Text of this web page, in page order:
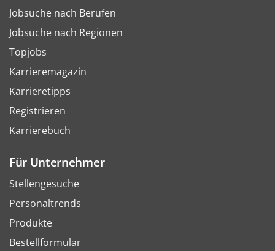
Jobsuche nach Berufen
Jobsuche nach Regionen
Topjobs
Karrieremagazin
Karrieretipps
Registrieren
Karrierebuch
Für Unternehmer
Stellengesuche
Personaltrends
Produkte
Bestellformular